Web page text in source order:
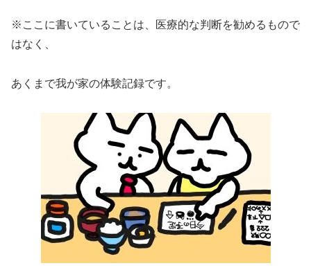
※ここに書いていることは、医療的な判断を勧めるもので
はなく、
あくまで我が家の体験記録です。